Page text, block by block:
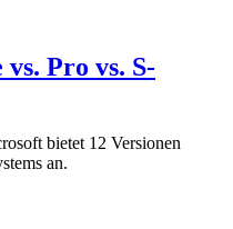
Pro vs. S-
bietet 12 Versionen
an.